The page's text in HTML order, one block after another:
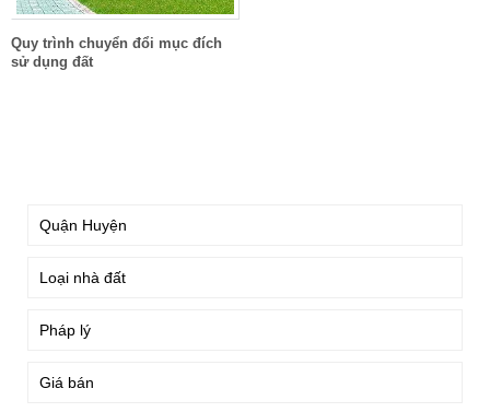
Quy trình chuyển đổi mục đích
sử dụng đất